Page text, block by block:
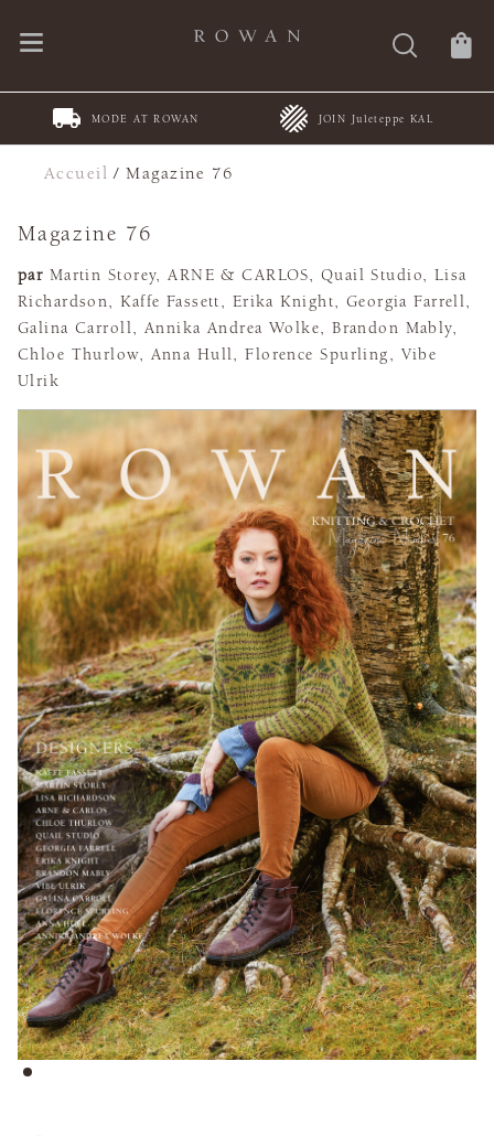
JOIN Juleteppe KAL Spring Summer Collections
Accueil /Magazine 76
Magazine 76
par Martin Storey, ARNE & CARLOS, Quail Studio, Lisa
Richardson, Kaffe Fassett, Erika Knight, Georgia Farrell,
Galina Carroll, Annika Andrea Wolke, Brandon Mably,
Chloe Thurlow, Anna Hull, Florence Spurling, Vibe
Ulrik